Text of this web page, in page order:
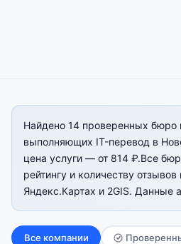
Найдено 14 проверенных бюро
выполняющих IT-перевод в
цена услуги — от 814 ₽.Все
рейтингу и количеству отзывов
Яндекс.Картах и 2GIS. Данные
Все компании